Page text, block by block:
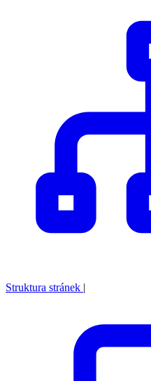
Struktura stránek |